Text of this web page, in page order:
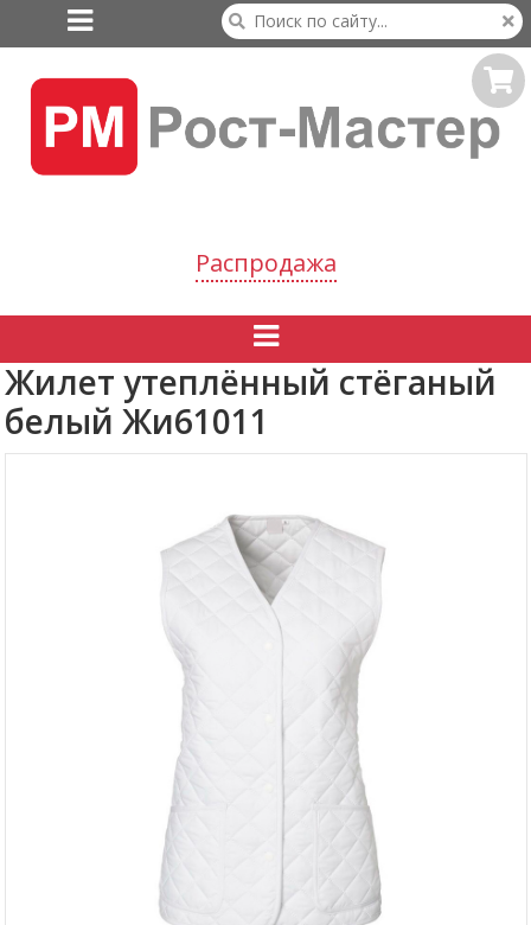

Распродажа

Жилет утеплённый стёганый
белый Жи61011